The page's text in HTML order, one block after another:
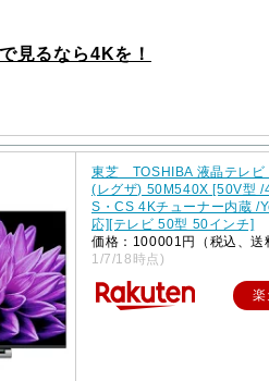
見るなら4Kを！
東芝 TOSHIBA 液晶テレビ
(レグザ) 50M540X [50V型 /
S・CS 4Kチューナー内蔵 /
応][テレビ 50型 50インチ]
価格：100001円（税込、
1/7/18時点)